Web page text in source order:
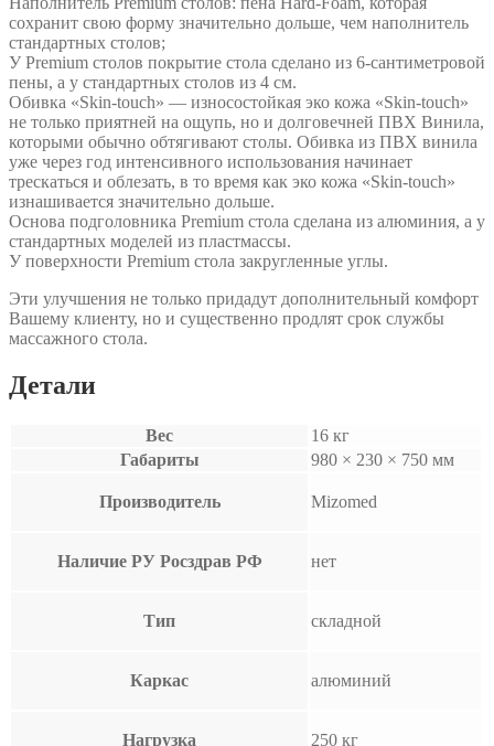
сохранит свою форму значительно дольше, чем наполнитель
стандартных столов;
У Premium столов покрытие стола сделано из 6-сантиметровой
пены, а у стандартных столов из 4 см.
Обивка «Skin-touch» — износостойкая эко кожа «Skin-touch»
не только приятней на ощупь, но и долговечней ПВХ Винила,
которыми обычно обтягивают столы. Обивка из ПВХ винила
уже через год интенсивного использования начинает
трескаться и облезать, в то время как эко кожа «Skin-touch»
изнашивается значительно дольше.
Основа подголовника Premium стола сделана из алюминия, а у
стандартных моделей из пластмассы.
У поверхности Premium стола закругленные углы.
Эти улучшения не только придадут дополнительный комфорт
Вашему клиенту, но и существенно продлят срок службы
массажного стола.
Детали
Вес
16 кг
Габариты
980 × 230 × 750 мм
Производитель Mizomed
Наличие РУ Росздрав РФ нет
Тип складной
Каркас алюминий
Нагрузка 250 кг